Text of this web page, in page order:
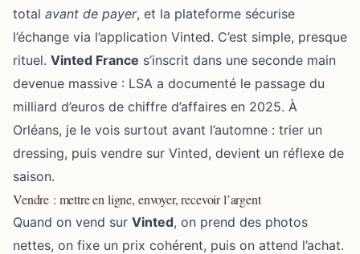
total avant de payer, et la plateforme sécurise
l’échange via l’application Vinted. C’est simple, presque
rituel. Vinted France s’inscrit dans une seconde main
devenue massive : LSA a documenté le passage du
milliard d’euros de chiffre d’affaires en 2025. À
Orléans, je le vois surtout avant l’automne : trier un
dressing, puis vendre sur Vinted, devient un réflexe de
saison.
Vendre : mettre en ligne, envoyer, recevoir l’argent
Quand on vend sur Vinted, on prend des photos
nettes, on fixe un prix cohérent, puis on attend l’achat.